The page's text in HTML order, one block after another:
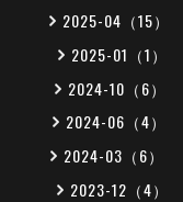
2025-04（15）
2025-01（1）
2024-10（6）
2024-06（4）
2024-03（6）
2023-12（4）